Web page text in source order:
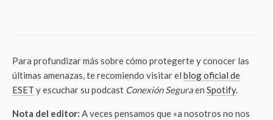
Para profundizar más sobre cómo protegerte y conocer las
últimas amenazas, te recomiendo visitar el blog oficial de
ESET y escuchar su podcast Conexión Seguraen Spotify.
Nota del editor: A veces pensamos que «a nosotros no nos